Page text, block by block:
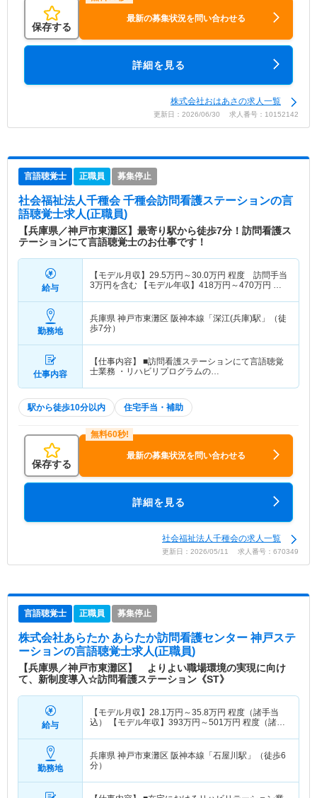
保存する
最新の募集状況を問い合わせる
詳細を見る
株式会社おはあさの求人一覧
更新日：2026/06/30 求人番号：10152142
言語聴覚士 正職員 募集停止
社会福祉法人千種会 千種会訪問看護ステーションの言
語聴覚士求人(正職員)
【兵庫県／神戸市東灘区】最寄り駅から徒歩7分！訪問看護ス
テーションにて言語聴覚士のお仕事です！
給与
【モデル月収】 29.5万円～30.0万円 程度 訪問手当
3万円を含む 【モデル年収】 418万円～470万円 程
勤務地
兵庫県 神戸市東灘区 阪神本線「深江(兵庫)駅」（徒
歩7分）
仕事内容
【仕事内容】 ■訪問看護ステーションにて言語聴覚
士業務 ・リハビリプログラムの…
駅から徒歩10分以内 住宅手当・補助
保存する
最新の募集状況を問い合わせる
詳細を見る
社会福祉法人千種会の求人一覧
更新日：2026/05/11 求人番号：670349
言語聴覚士 正職員 募集停止
株式会社あらたか あらたか訪問看護センター 神戸ステ
ーションの言語聴覚士求人(正職員)
【兵庫県／神戸市東灘区】 よりよい職場環境の実現に向け
て、新制度導入☆訪問看護ステーション《ST》
給与
【モデル月収】 28.1万円～35.8万円 程度（諸手当
込） 【モデル年収】 393万円～501万円 程度（諸手
勤務地
兵庫県 神戸市東灘区 阪神本線「石屋川駅」（徒歩6
分）